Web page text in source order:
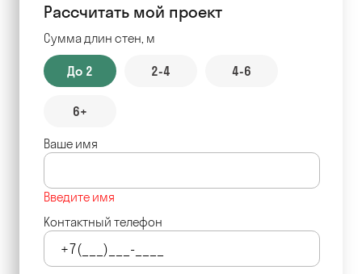
Рассчитать мой проект
Сумма длин стен, м
До 2 2-4 4-6
6+
Ваше имя
Введите имя
Контактный телефон